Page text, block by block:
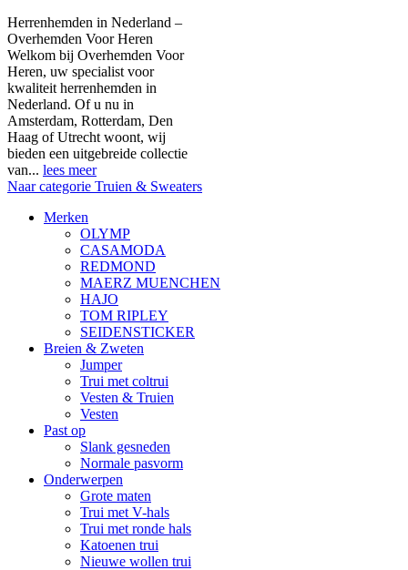
Herrenhemden in Nederland –
Overhemden Voor Heren
Welkom bij Overhemden Voor
Heren, uw specialist voor
kwaliteit herrenhemden in
Nederland. Of u nu in
Amsterdam, Rotterdam, Den
Haag of Utrecht woont, wij
bieden een uitgebreide collectie
van... lees meer
Naar categorie Truien & Sweaters
Merken
OLYMP
CASAMODA
REDMOND
MAERZ MUENCHEN
HAJO
TOM RIPLEY
SEIDENSTICKER
Breien & Zweten
Jumper
Trui met coltrui
Vesten & Truien
Vesten
Past op
Slank gesneden
Normale pasvorm
Onderwerpen
Grote maten
Trui met V-hals
Trui met ronde hals
Katoenen trui
Nieuwe wollen trui